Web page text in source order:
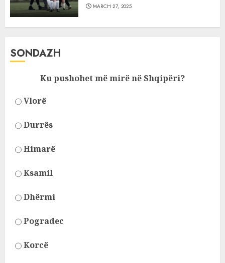
MARCH 27, 2025
SONDAZH
Ku pushohet më mirë në Shqipëri?
Vlorë
Durrës
Himarë
Ksamil
Dhërmi
Pogradec
Korcë